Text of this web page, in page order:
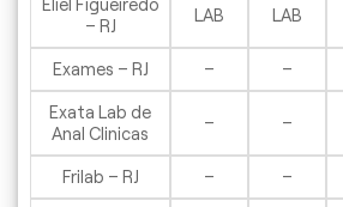
– RJ
LAB LAB
Exames – RJ – –
Exata Lab de
Anal Clinicas
– –
Frilab – RJ – –